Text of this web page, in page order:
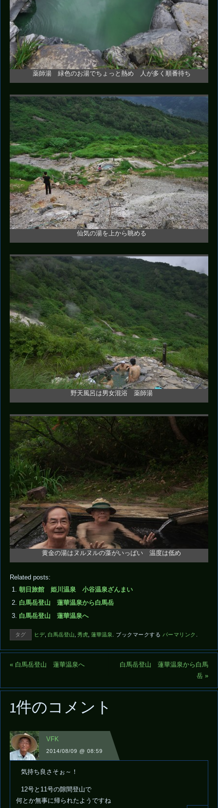
薬師湯 緑色のお湯でちょっと熱め 人が多く順番待ち
仙気の湯を上から眺める
野天風呂は男女混浴 薬師湯
黄金の湯はヌルヌルの藻がいっぱい 温度は低め
Related posts:
朝日旅館 姫川温泉 小谷温泉ざんまい
白馬岳登山 蓮華温泉から白馬岳
白馬岳登山 蓮華温泉へ
タグ ヒデ, 白馬岳登山 秀虎, 蓮華温泉 ブックマークする パーマリンク
«白馬岳登山 蓮華温泉へ
白馬岳登山 蓮華温泉から白馬
岳»
1件のコメント
VFK
2014/08/09 @ 08:59
気持ち良さそぉ～！
12号と11号の隙間登山で
何とか無事に帰られたようですね